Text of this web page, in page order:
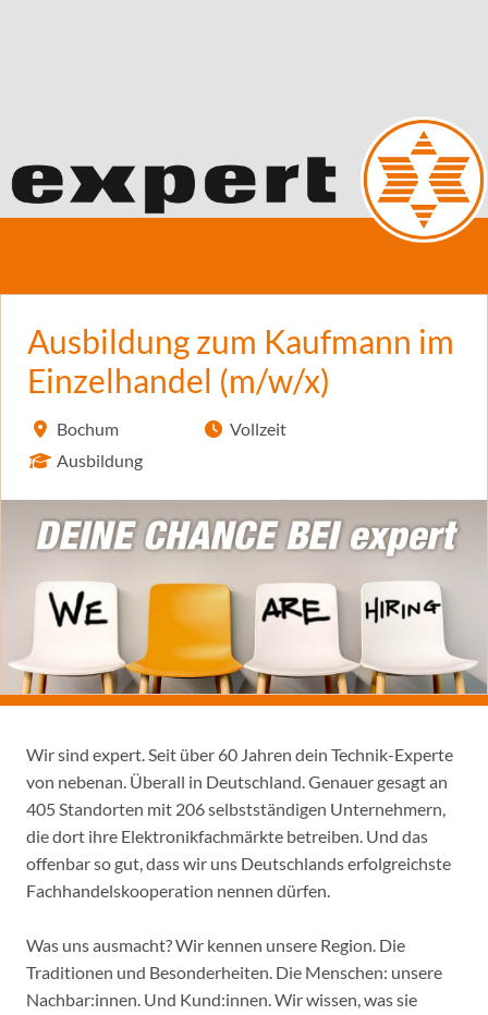
Ausbildung zum Kaufmann im
Einzelhandel (m/w/x)
Bochum
Ausbildung
Vollzeit
Wir sind expert. Seit über 60 Jahren dein Technik-Experte
von nebenan. Überall in Deutschland. Genauer gesagt an
405 Standorten mit 206 selbstständigen Unternehmern,
die dort ihre Elektronikfachmärkte betreiben. Und das
offenbar so gut, dass wir uns Deutschlands erfolgreichste
Fachhandelskooperation nennen dürfen.
Was uns ausmacht? Wir kennen unsere Region. Die
Traditionen und Besonderheiten. Die Menschen: unsere
Nachbar:innen. Und Kund:innen. Wir wissen, was sie